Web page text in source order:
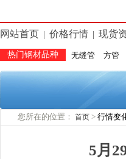
网站首页 价格行情 现货
热门钢材品种 无缝管 方管
您所在的位置： 首页 > 行情变
5月